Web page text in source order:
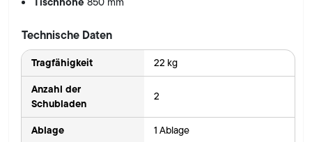
Technische Daten
Tragfähigkeit 22 kg
Anzahl der
Schubladen
2
Ablage 1 Ablage